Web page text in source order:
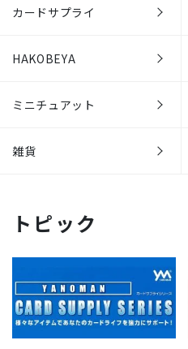
カードサプライ
HAKOBEYA
ミニチュアット
雑貨
トピック